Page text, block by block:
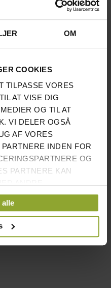
OM
COOKIES
TILPASSE VORES
AT VISE DIG
OG TIL AT
VI DELER OGSÅ
AF VORES
INDEN FOR
OG
PARTNERE KAN
DEM, ELLER SOM DE
AF DERES
alle
da man
øvelser for at
være at disse håndvægte
vægten til dit
faste håndvægte her.
MÅSKE KAN LIDE!